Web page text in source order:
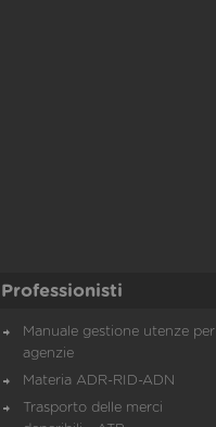
Professionisti
Manuale gestione utenze per
agenzie
Materia ADR-RID-ADN
Trasporto delle merci